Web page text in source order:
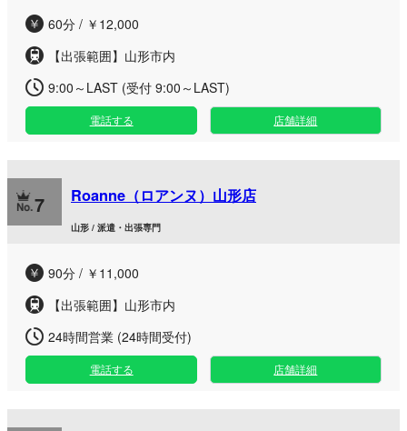
60分 / ￥12,000
【出張範囲】山形市内
9:00～LAST (受付 9:00～LAST)
電話する 店舗詳細
7 Roanne（ロアンヌ）山形店
山形 / 派遣・出張専門
90分 / ￥11,000
【出張範囲】山形市内
24時間営業 (24時間受付)
電話する 店舗詳細